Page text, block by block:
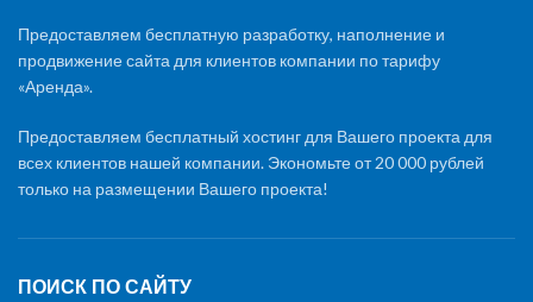
Предоставляем бесплатную разработку, наполнение и
продвижение сайта для клиентов компании по тарифу
«Аренда».
Предоставляем бесплатный хостинг для Вашего проекта для
всех клиентов нашей компании. Экономьте от 20 000 рублей
только на размещении Вашего проекта!
ПОИСК ПО САЙТУ